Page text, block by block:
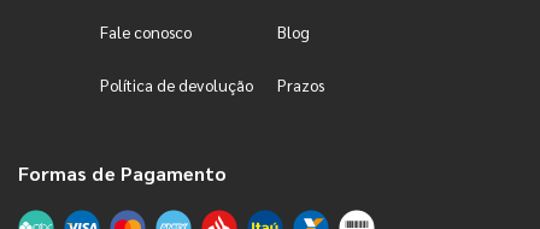
Fale conosco Blog
Política de devolução Prazos
Formas de Pagamento